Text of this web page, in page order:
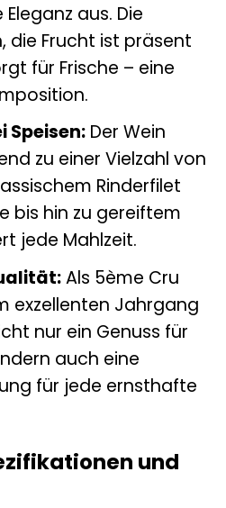
aus. Die
die Frucht ist präsent
für Frische – eine
Speisen:Der Wein
zu einer Vielzahl von
Rinderfilet
bis hin zu gereiftem
jede Mahlzeit.
Als 5ème Cru
exzellenten Jahrgang
nur ein Genuss für
auch eine
für jede ernsthafte
und